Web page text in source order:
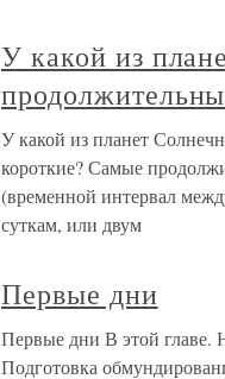
У какой из
У какой из планет
короткие? Самые
(временной интервал
суткам, или двум
Первые дни
Первые дни В этой главе.
Подготовка